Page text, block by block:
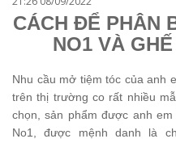
CÁCH ĐỂ PHÂN
NO1 VÀ
Nhu cầu mở tiệm tóc của anh
trên thị trường co rất nhiều
chọn, sản phẩm được anh
No1, được mệnh danh là